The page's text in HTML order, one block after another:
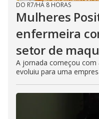
DO R7/HÁ 8 HORAS
Mulheres
enfermeira
setor de
A jornada começou com
evoluiu para uma